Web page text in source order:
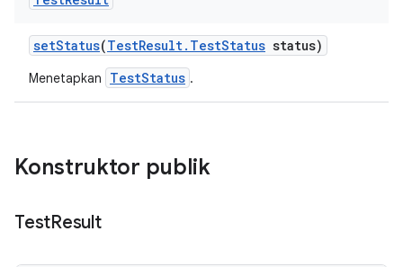
setStatus(TestResult. TestStatus status)
Menetapkan TestStatus .
Konstruktor publik
TestResult